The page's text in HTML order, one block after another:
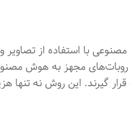
با استفاده از تصاویر
روبات‌های مجهز به هوش
گیرند. این روش نه تنها